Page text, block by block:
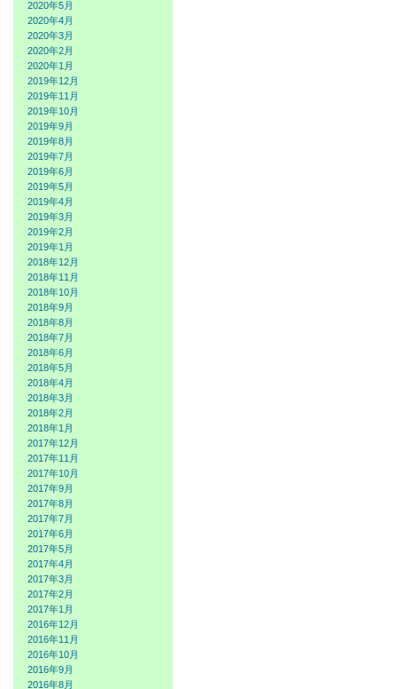
2020年5月
2020年4月
2020年3月
2020年2月
2020年1月
2019年12月
2019年11月
2019年10月
2019年9月
2019年8月
2019年7月
2019年6月
2019年5月
2019年4月
2019年3月
2019年2月
2019年1月
2018年12月
2018年11月
2018年10月
2018年9月
2018年8月
2018年7月
2018年6月
2018年5月
2018年4月
2018年3月
2018年2月
2018年1月
2017年12月
2017年11月
2017年10月
2017年9月
2017年8月
2017年7月
2017年6月
2017年5月
2017年4月
2017年3月
2017年2月
2017年1月
2016年12月
2016年11月
2016年10月
2016年9月
2016年8月